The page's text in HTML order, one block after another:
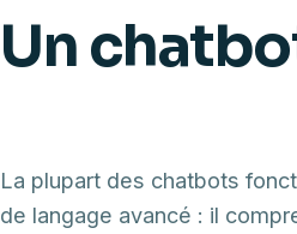
Un
La plupart des chatbots
de langage avancé : il